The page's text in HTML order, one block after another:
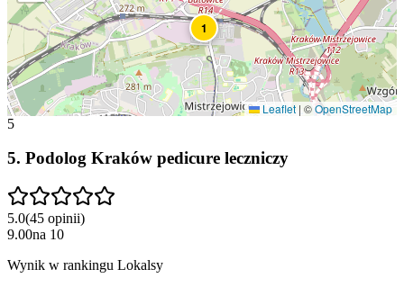
1
Leaflet | ©OpenStreetMap
5
5. Podolog Kraków pedicure leczniczy
5.0(45 opinii)
9.00na 10
Wynik w rankingu Lokalsy